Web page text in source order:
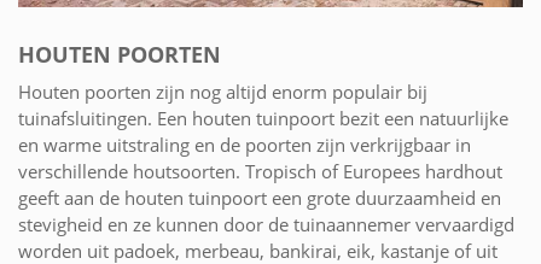
HOUTEN POORTEN
Houten poorten zijn nog altijd enorm populair bij
tuinafsluitingen. Een houten tuinpoort bezit een natuurlijke
en warme uitstraling en de poorten zijn verkrijgbaar in
verschillende houtsoorten. Tropisch of Europees hardhout
geeft aan de houten tuinpoort een grote duurzaamheid en
stevigheid en ze kunnen door de tuinaannemer vervaardigd
worden uit padoek, merbeau, bankirai, eik, kastanje of uit